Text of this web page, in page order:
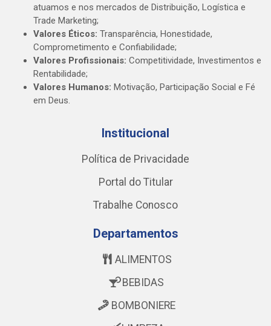
atuamos e nos mercados de Distribuição, Logística e
Trade Marketing;
Valores Éticos: Transparência, Honestidade,
Comprometimento e Confiabilidade;
Valores Profissionais: Competitividade, Investimentos e
Rentabilidade;
Valores Humanos: Motivação, Participação Social e Fé
em Deus.
Institucional
Política de Privacidade
Portal do Titular
Trabalhe Conosco
Departamentos
ALIMENTOS
BEBIDAS
BOMBONIERE